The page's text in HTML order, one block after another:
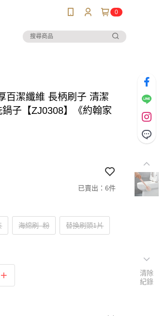
0
百潔纖維 長柄刷子 清潔
子【ZJ0308】《約翰家
已賣出：6件
海綿刷–粉 替換刷頭1片
清除
紀錄